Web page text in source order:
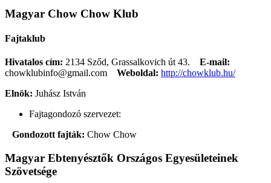
Magyar Chow Chow Klub
Fajtaklub
Hivatalos cím: 2134 Sződ, Grassalkovich út 43. E-mail:
chowklubinfo@gmail.com
Weboldal: http://chowklub.hu/
Elnök: Juhász István
Fajtagondozó szervezet:
Gondozott fajták: Chow Chow
Magyar Ebtenyésztők Országos Egyesületeinek
Szövetsége